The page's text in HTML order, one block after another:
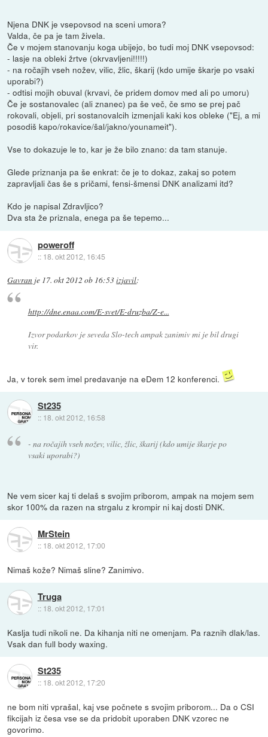
Njena DNK je vsepovsod na sceni umora?
Valda, če pa je tam živela.
Če v mojem stanovanju koga ubijejo, bo tudi moj DNK vsepovsod:
- lasje na obleki žrtve (okrvavljeni!!!!!)
- na ročajih vseh nožev, vilic, žlic, škarij (kdo umije škarje po vsaki
uporabi?)
- odtisi mojih obuval (krvavi, če pridem domov med ali po umoru)
Če je sostanovalec (ali znanec) pa še več, če smo se prej pač
rokovali, objeli, pri sostanovalcih izmenjali kaki kos obleke ("Ej, a mi
posodiš kapo/rokavice/šal/jakno/younameit").
Vse to dokazuje le to, kar je že bilo znano: da tam stanuje.
Glede priznanja pa še enkrat: če je to dokaz, zakaj so potem
zapravljali čas še s pričami, fensi-šmensi DNK analizami itd?
Kdo je napisal Zdravljico?
Dva sta že priznala, enega pa še tepemo...
poweroff
:: 18. okt 2012, 16:45
Gavran je 17. okt 2012 ob 16:53izjavil:
http://dne.enaa.com/E-svet/E-druzba/Z-e...
Izvor podarkov je seveda Slo-tech ampak zanimiv mi je bil drugi
vir.
Ja, v torek sem imel predavanje na eDem 12 konferenci.
St235
:: 18. okt 2012, 16:58
- na ročajih vseh nožev, vilic, žlic, škarij (kdo umije škarje po
vsaki uporabi?)
Ne vem sicer kaj ti delaš s svojim priborom, ampak na mojem sem
skor 100% da razen na strgalu z krompir ni kaj dosti DNK.
MrStein
:: 18. okt 2012, 17:00
Nimaš kože? Nimaš sline? Zanimivo.
Truga
:: 18. okt 2012, 17:01
Kaslja tudi nikoli ne. Da kihanja niti ne omenjam. Pa raznih dlak/las.
Vsak dan full body waxing.
St235
:: 18. okt 2012, 17:20
ne bom niti vprašal, kaj vse počnete s svojim priborom... Da o CSI
fikcijah iz česa vse se da pridobit uporaben DNK vzorec ne
govorimo.